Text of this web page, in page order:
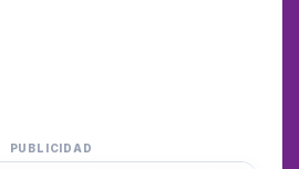
PUBLICIDAD